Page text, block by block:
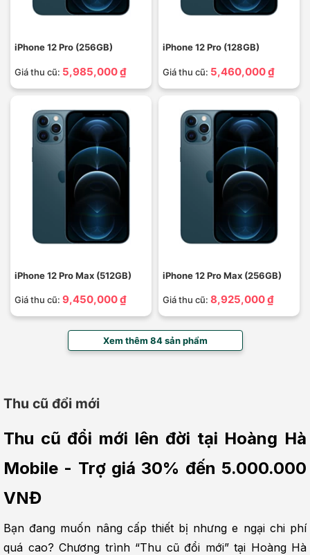
iPhone 12 Pro (256GB)
Giá thu cũ: 5,985,000 ₫
iPhone 12 Pro (128GB)
Giá thu cũ: 5,460,000 ₫
iPhone 12 Pro Max (512GB)
Giá thu cũ: 9,450,000 ₫
iPhone 12 Pro Max (256GB)
Giá thu cũ: 8,925,000 ₫
Xem thêm 84 sản phẩm
Thu cũ đổi mới
Thu cũ đổi mới lên đời tại Hoàng Hà
Mobile - Trợ giá 30% đến 5.000.000
VNĐ
Bạn đang muốn nâng cấp thiết bị nhưng e ngại chi phí
quá cao? Chương trình “Thu cũ đổi mới” tại Hoàng Hà